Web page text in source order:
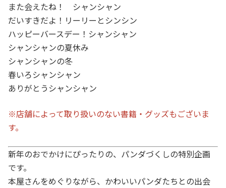
また会えたね！ シャンシャン
だいすきだよ！リーリーとシンシン
ハッピーバースデー！シャンシャン
シャンシャンの夏休み
シャンシャンの冬
春いろシャンシャン
ありがとうシャンシャン
※店舗によって取り扱いのない書籍・グッズもございま
す。
新年のおでかけにぴったりの、パンダづくしの特別企画
です。
本屋さんをめぐりながら、かわいいパンダたちとの出会